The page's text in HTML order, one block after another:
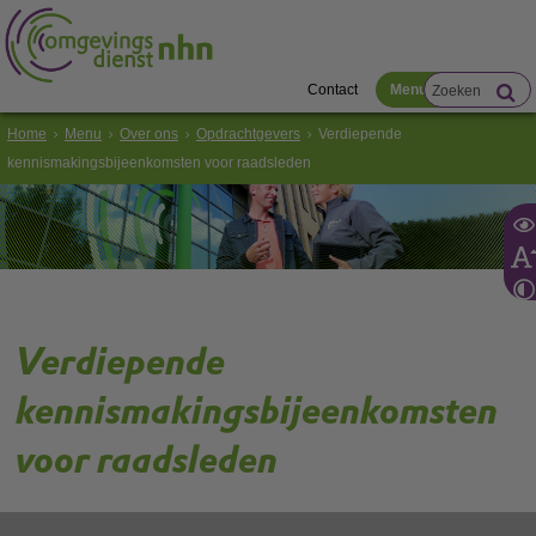
Contact Menu
Home Menu Over ons Opdrachtgevers
Verdiepende
kennismakingsbijeenkomsten voor raadsleden
Verdiepende
kennismakingsbijeenkomsten
voor raadsleden